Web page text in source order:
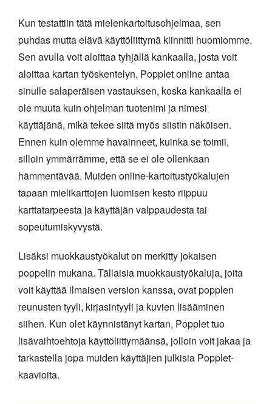
Kun testattiin tätä mielenkartoitusohjelmaa, sen
puhdas mutta elävä käyttöliittymä kiinnitti huomiomme.
Sen avulla voit aloittaa tyhjällä kankaalla, josta voit
aloittaa kartan työskentelyn. Popplet online antaa
sinulle salaperäisen vastauksen, koska kankaalla ei
ole muuta kuin ohjelman tuotenimi ja nimesi
käyttäjänä, mikä tekee siitä myös siistin näköisen.
Ennen kuin olemme havainneet, kuinka se toimii,
silloin ymmärrämme, että se ei ole ollenkaan
hämmentävää. Muiden online-kartoitustyökalujen
tapaan mielikarttojen luomisen kesto riippuu
karttatarpeesta ja käyttäjän valppaudesta tai
sopeutumiskyvystä.
Lisäksi muokkaustyökalut on merkitty jokaisen
poppelin mukana. Tällaisia muokkaustyökaluja, joita
voit käyttää ilmaisen version kanssa, ovat popplen
reunusten tyyli, kirjasintyyli ja kuvien lisääminen
siihen. Kun olet käynnistänyt kartan, Popplet tuo
lisävaihtoehtoja käyttöliittymäänsä, jolloin voit jakaa ja
tarkastella jopa muiden käyttäjien julkisia Popplet-
kaavioita.